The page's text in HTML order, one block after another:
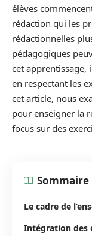
élèves
rédaction qui les
rédactionnelles
pédagogiques
cet apprentissage,
en respectant les
cet article, nous
pour enseigner la
focus sur des
Sommaire
Le cadre de
Intégration des